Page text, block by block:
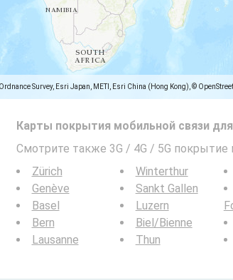
Survey, Esri Japan, METI, Esri China (Hong Kong), ©
Карты покрытия мобильной связи для
Смотрите также 3G / 4G / 5G покрытие
Zürich
Genève
Basel
Bern
Lausanne
Winterthur
Sankt Gallen
Luzern
Biel/Bienne
Thun